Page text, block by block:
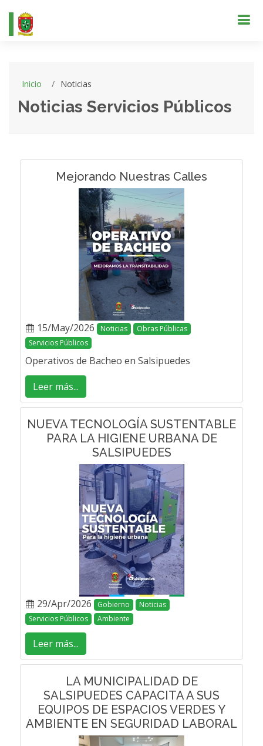
Inicio Noticias
Noticias Servicios Públicos
Mejorando Nuestras Calles
15/May/2026 Noticias
Obras Públicas
Servicios Públicos
Operativos de Bacheo en Salsipuedes
Leer más...
NUEVA TECNOLOGÍA SUSTENTABLE
PARA LA HIGIENE URBANA DE
SALSIPUEDES
29/Apr/2026 Gobierno
Noticias
Servicios Públicos
Ambiente
Leer más...
LA MUNICIPALIDAD DE
SALSIPUEDES CAPACITA A SUS
EQUIPOS DE ESPACIOS VERDES Y
AMBIENTE EN SEGURIDAD LABORAL